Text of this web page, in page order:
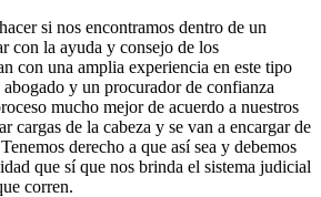
si nos encontramos dentro de un
con la ayuda y consejo de los
con una amplia experiencia en este tipo
y un procurador de confianza
mucho mejor de acuerdo a nuestros
cargas de la cabeza y se van a encargar de
derecho a que así sea y debemos
que sí que nos brinda el sistema judicial
corren.